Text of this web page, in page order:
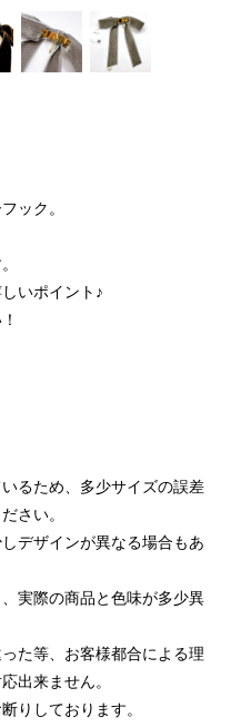
ック。
いポイント♪
るため、多少サイズの誤差
さい。
デザインが異なる場合もあ
実際の商品と色味が多少異
た等、お客様都合による理
出来ません。
りしております。